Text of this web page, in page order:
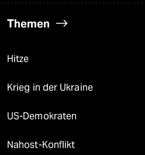
Themen
Hitze
Krieg in der Ukraine
US-Demokraten
Nahost-Konflikt